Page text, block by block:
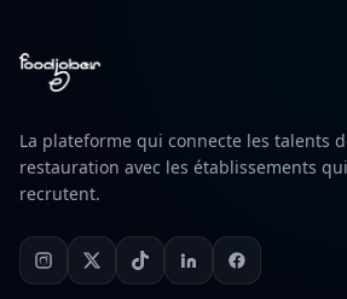
La plateforme qui connecte les talents
restauration avec les établissements qui
recrutent.